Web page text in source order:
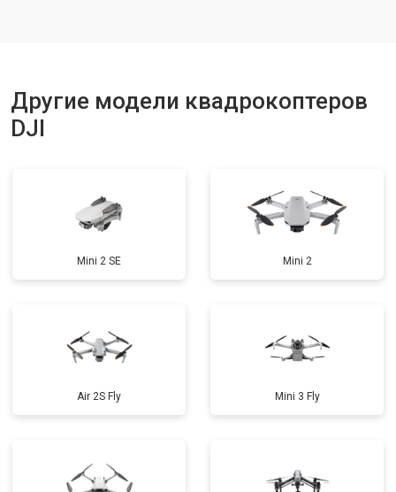
Другие модели квадрокоптеров
DJI
Mini 2 SE Mini 2
Air 2S Fly Mini 3 Fly